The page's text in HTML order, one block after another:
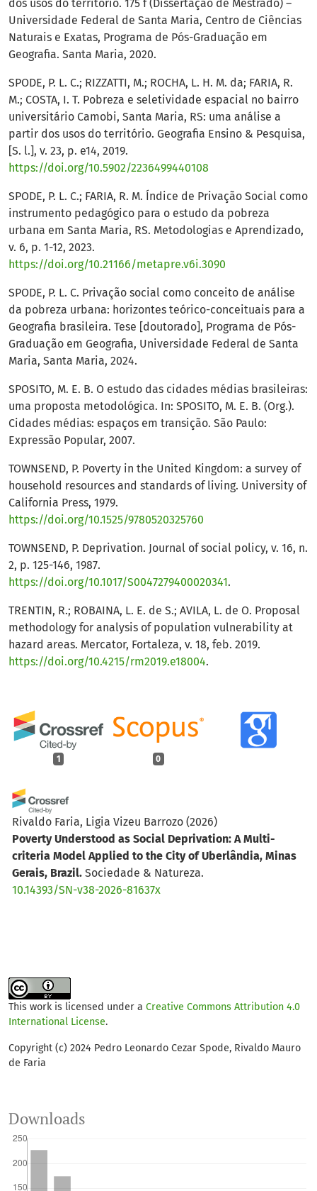
1 0
Rivaldo Faria, Ligia Vizeu Barrozo (2026)
Poverty Understood as Social Deprivation: A Multi-
criteria Model Applied to the City of Uberlândia, Minas
Gerais, Brazil. Sociedade & Natureza.
10.14393/SN-v38-2026-81637x
dos usos do território. 175 f (Dissertação de Mestrado) –
Universidade Federal de Santa Maria, Centro de Ciências
Naturais e Exatas, Programa de Pós-Graduação em
Geografia. Santa Maria, 2020.
SPODE, P. L. C.; RIZZATTI, M.; ROCHA, L. H. M. da; FARIA, R.
M.; COSTA, I. T. Pobreza e seletividade espacial no bairro
universitário Camobi, Santa Maria, RS: uma análise a
partir dos usos do território. Geografia Ensino & Pesquisa,
[S. l.], v. 23, p. e14, 2019.
https://doi.org/10.5902/2236499440108
SPODE, P. L. C.; FARIA, R. M. Índice de Privação Social como
instrumento pedagógico para o estudo da pobreza
urbana em Santa Maria, RS. Metodologias e Aprendizado,
v. 6, p. 1-12, 2023.
https://doi.org/10.21166/metapre.v6i.3090
SPODE, P. L. C. Privação social como conceito de análise
da pobreza urbana: horizontes teórico-conceituais para a
Geografia brasileira. Tese [doutorado], Programa de Pós-
Graduação em Geografia, Universidade Federal de Santa
Maria, Santa Maria, 2024.
SPOSITO, M. E. B. O estudo das cidades médias brasileiras:
uma proposta metodológica. In: SPOSITO, M. E. B. (Org.).
Cidades médias: espaços em transição. São Paulo:
Expressão Popular, 2007.
TOWNSEND, P. Poverty in the United Kingdom: a survey of
household resources and standards of living. University of
California Press, 1979.
https://doi.org/10.1525/9780520325760
TOWNSEND, P. Deprivation. Journal of social policy, v. 16, n.
2, p. 125-146, 1987.
https://doi.org/10.1017/S0047279400020341.
TRENTIN, R.; ROBAINA, L. E. de S.; AVILA, L. de O. Proposal
methodology for analysis of population vulnerability at
hazard areas. Mercator, Fortaleza, v. 18, feb. 2019.
https://doi.org/10.4215/rm2019.e18004.
This work is licensed under a Creative Commons Attribution 4.0
International License.
Copyright (c) 2024 Pedro Leonardo Cezar Spode, Rivaldo Mauro
de Faria
Downloads